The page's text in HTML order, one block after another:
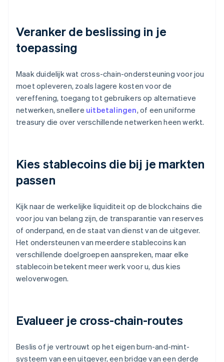
Veranker de beslissing in je
toepassing
Maak duidelijk wat cross-chain-ondersteuning voor jou
moet opleveren, zoals lagere kosten voor de
vereffening, toegang tot gebruikers op alternatieve
netwerken, snellere uitbetalingen, of een uniforme
treasury die over verschillende netwerken heen werkt.
Kies stablecoins die bij je markten
passen
Kijk naar de werkelijke liquiditeit op de blockchains die
voor jou van belang zijn, de transparantie van reserves
of onderpand, en de staat van dienst van de uitgever.
Het ondersteunen van meerdere stablecoins kan
verschillende doelgroepen aanspreken, maar elke
stablecoin betekent meer werk voor u, dus kies
weloverwogen.
Evalueer je cross-chain-routes
Beslis of je vertrouwt op het eigen burn-and-mint-
systeem van een uitgever, een bridge van een derde